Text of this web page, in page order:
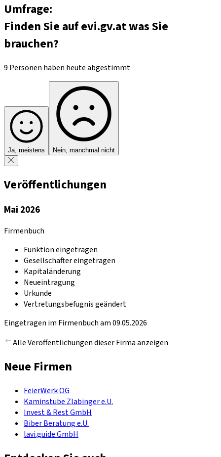
Umfrage:
Finden Sie auf evi.gv.at was Sie
brauchen?
9 Personen haben heute abgestimmt
Ja, meistens Nein, manchmal nicht
Veröffentlichungen
Mai 2026
Firmenbuch
Funktion eingetragen
Gesellschafter eingetragen
Kapitaländerung
Neueintragung
Urkunde
Vertretungsbefugnis geändert
Eingetragen im Firmenbuch am 09.05.2026
Alle Veröffentlichungen dieser Firma anzeigen
Neue Firmen
FeierWerk OG
Kaminstube Zlabinger e.U.
Invest & Rest GmbH
Biber Beratung e.U.
lavi.guide GmbH